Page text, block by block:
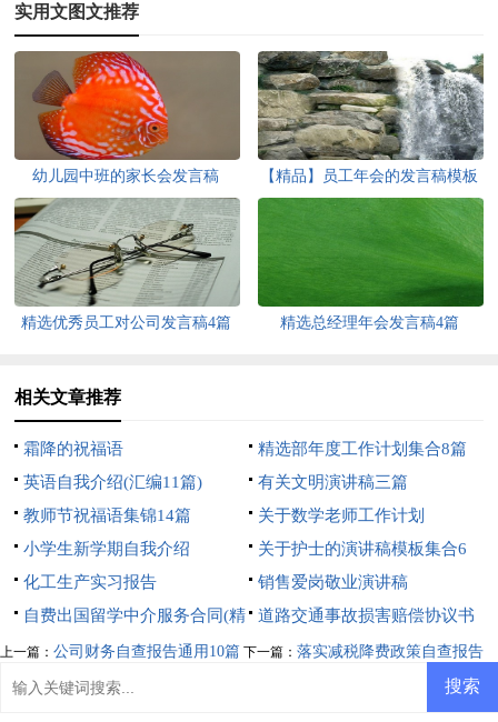
实用文图文推荐
幼儿园中班的家长会发言稿
【精品】员工年会的发言稿模板
汇总八篇
精选优秀员工对公司发言稿4篇 精选总经理年会发言稿4篇
相关文章推荐
霜降的祝福语
精选部年度工作计划集合8篇
英语自我介绍(汇编11篇)
有关文明演讲稿三篇
教师节祝福语集锦14篇
关于数学老师工作计划
小学生新学期自我介绍
关于护士的演讲稿模板集合6
篇
化工生产实习报告
销售爱岗敬业演讲稿
自费出国留学中介服务合同(精
选5篇)
道路交通事故损害赔偿协议书
上一篇： 公司财务自查报告通用10篇 下一篇： 落实减税降费政策自查报告